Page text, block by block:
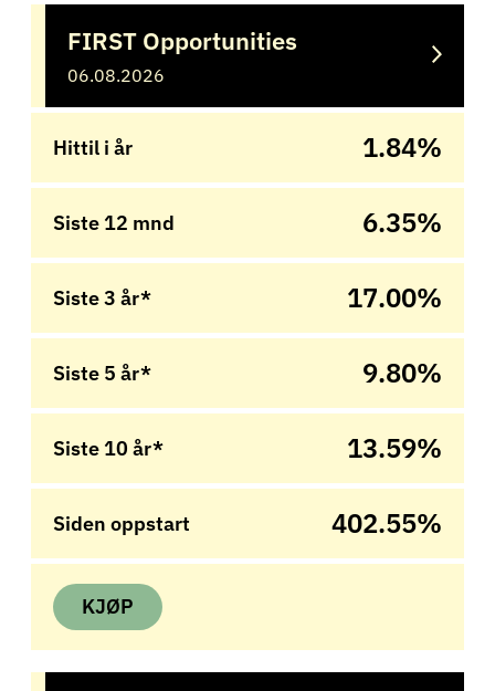
FIRST Opportunities
06.08.2026
Hittil i år 1.84%
Siste 12 mnd 6.35%
Siste 3 år* 17.00%
Siste 5 år* 9.80%
Siste 10 år* 13.59%
Siden oppstart 402.55%
KJØP